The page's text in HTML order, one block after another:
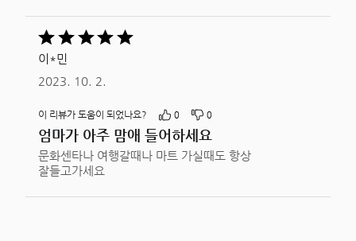
5
중
5평가됨
이*민
2023. 10. 2.
이 리뷰가 도움이 되었나요? 0 0
엄마가 아주 맘애 들어하세요
문화센타나 여행갈때나 마트 가실때도 항상
잘들고가세요